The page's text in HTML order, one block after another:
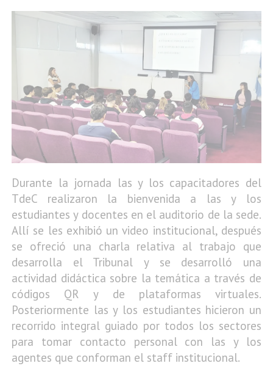
Durante la jornada las y los capacitadores del
TdeC realizaron la bienvenida a las y los
estudiantes y docentes en el auditorio de la sede.
Allí se les exhibió un video institucional, después
se ofreció una charla relativa al trabajo que
desarrolla el Tribunal y se desarrolló una
actividad didáctica sobre la temática a través de
códigos QR y de plataformas virtuales.
Posteriormente las y los estudiantes hicieron un
recorrido integral guiado por todos los sectores
para tomar contacto personal con las y los
agentes que conforman el staff institucional.